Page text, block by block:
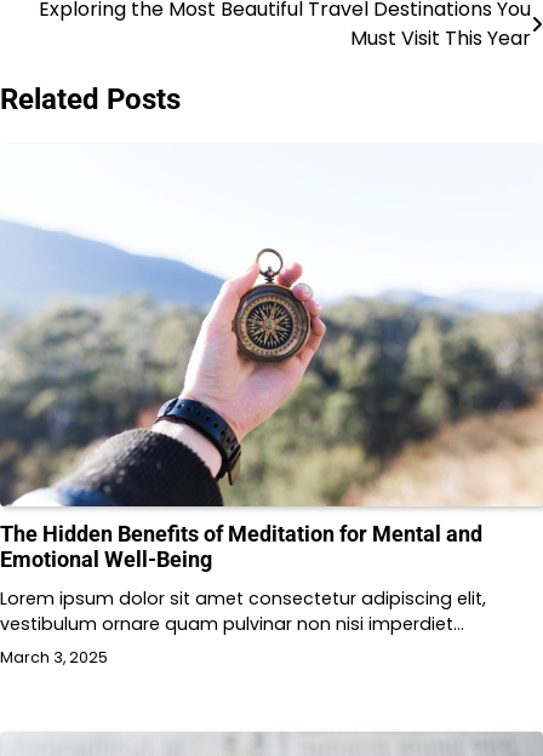
PostExploring the Most Beautiful Travel Destinations You
Must Visit This Year
Related Posts
The Hidden Benefits of Meditation for Mental and
Emotional Well-Being
Lorem ipsum dolor sit amet consectetur adipiscing elit,
vestibulum ornare quam pulvinar non nisi imperdiet…
March 3, 2025